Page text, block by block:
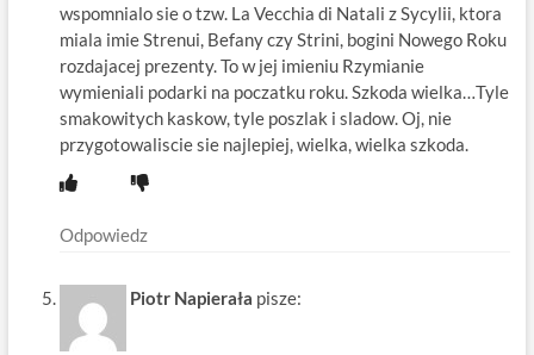
wspomnialo sie o tzw. La Vecchia di Natali z Sycylii, ktora
miala imie Strenui, Befany czy Strini, bogini Nowego Roku
rozdajacej prezenty. To w jej imieniu Rzymianie
wymieniali podarki na poczatku roku. Szkoda wielka…Tyle
smakowitych kaskow, tyle poszlak i sladow. Oj, nie
przygotowaliscie sie najlepiej, wielka, wielka szkoda.
Odpowiedz
Piotr Napierała pisze: